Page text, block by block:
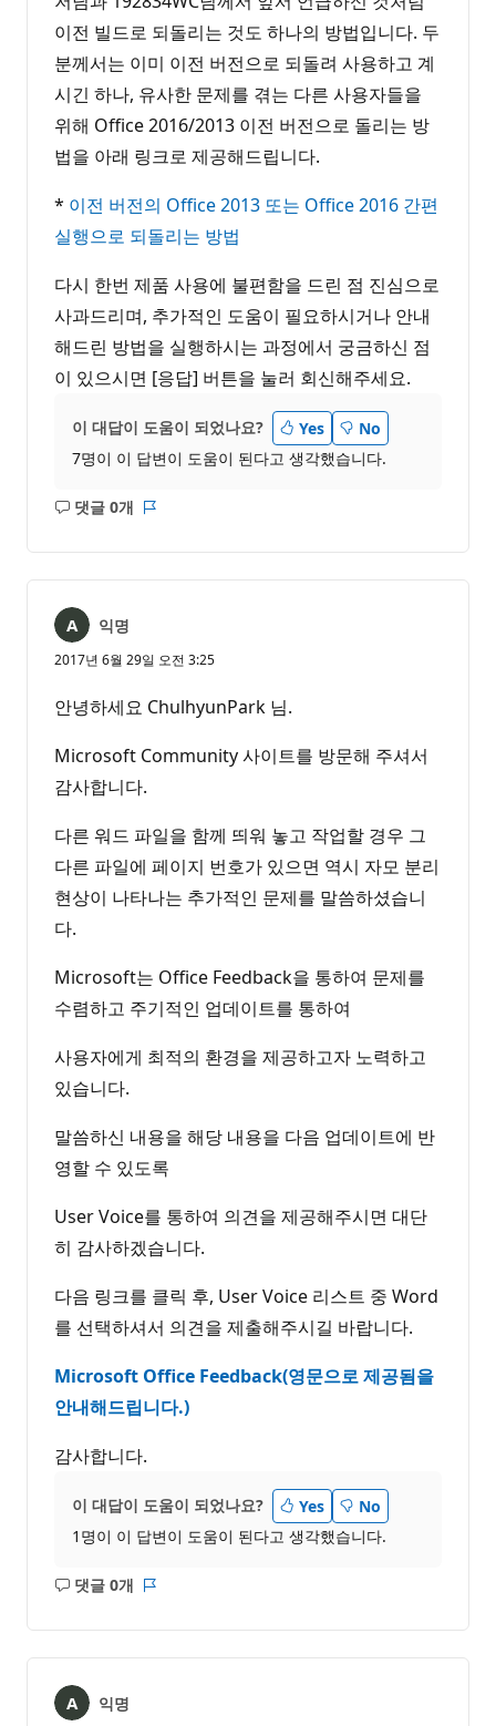
이전 빌드로 되돌리는 것도 하나의 방법입니다. 두
분께서는 이미 이전 버전으로 되돌려 사용하고 계
시긴 하나, 유사한 문제를 겪는 다른 사용자들을
위해 Office 2016/2013 이전 버전으로 돌리는 방
법을 아래 링크로 제공해드립니다.
* 이전 버전의 Office 2013 또는 Office 2016 간편
실행으로 되돌리는 방법
다시 한번 제품 사용에 불편함을 드린 점 진심으로
사과드리며, 추가적인 도움이 필요하시거나 안내
해드린 방법을 실행하시는 과정에서 궁금하신 점
이 있으시면 [응답] 버튼을 눌러 회신해주세요.
이 대답이 도움이 되었나요? Yes
No
7명이 이 답변이 도움이 된다고 생각했습니다.
댓글 0개
설
음
익명
2017년 6월 29일 오전 3:25
안녕하세요 ChulhyunPark 님.
Microsoft Community 사이트를 방문해 주셔서
감사합니다.
다른 워드 파일을 함께 띄워 놓고 작업할 경우 그
다른 파일에 페이지 번호가 있으면 역시 자모 분리
현상이 나타나는 추가적인 문제를 말씀하셨습니
다.
Microsoft는 Office Feedback을 통하여 문제를
수렴하고 주기적인 업데이트를 통하여
사용자에게 최적의 환경을 제공하고자 노력하고
있습니다.
말씀하신 내용을 해당 내용을 다음 업데이트에 반
영할 수 있도록
User Voice를 통하여 의견을 제공해주시면 대단
히 감사하겠습니다.
다음 링크를 클릭 후, User Voice 리스트 중 Word
를 선택하셔서 의견을 제출해주시길 바랍니다.
Microsoft Office Feedback(영문으로 제공됨을
안내해드립니다.)
감사합니다.
이 대답이 도움이 되었나요? Yes
No
1명이 이 답변이 도움이 된다고 생각했습니다.
댓글 0개
설
음
익명